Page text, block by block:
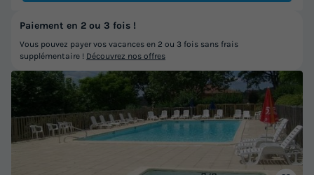
Paiement en 2 ou 3 fois !
Vous pouvez payer vos vacances en 2 ou 3 fois sans frais
supplémentaire ! Découvrez nos offres